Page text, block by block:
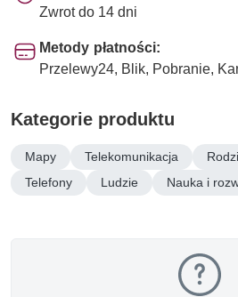
Zwrot do 14 dni
Metody płatności:
Przelewy24, Blik, Pobranie,
Kategorie produktu
Mapy Telekomunikacja
Telefony
Ludzie Nauka i